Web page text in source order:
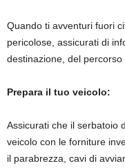
Quando ti avventuri fuori
pericolose, assicurati di
destinazione, del percorso
Prepara il tuo veicolo:
Assicurati che il serbatoio
veicolo con le forniture
il parabrezza, cavi di